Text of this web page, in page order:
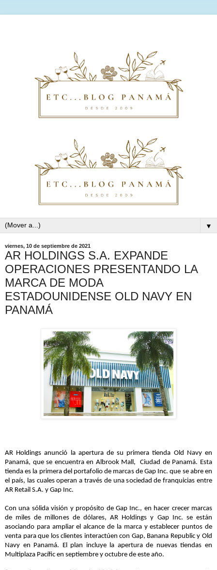
▼
viernes, 10 de septiembre de 2021
AR HOLDINGS S.A. EXPANDE
OPERACIONES PRESENTANDO LA
MARCA DE MODA
ESTADOUNIDENSE OLD NAVY EN
PANAMÁ
AR Holdings anunció la apertura de su primera tienda Old Navy en
Panamá, que se encuentra en Albrook Mall, Ciudad de Panamá. Esta
tienda es la primera del portafolio de marcas de Gap Inc. que se abre en
el país, las cuales operan a través de una sociedad de franquicias entre
AR Retail S.A. y Gap Inc.
Con una sólida visión y propósito de Gap Inc., en hacer crecer marcas
de miles de millones de dólares, AR Holdings y Gap Inc. se están
asociando para ampliar el alcance de la marca y establecer puntos de
venta para que los clientes interactúen con Gap, Banana Republic y Old
Navy en Panamá. El plan incluye la apertura de nuevas tiendas en
Multiplaza Pacífic en septiembre y octubre de este año.